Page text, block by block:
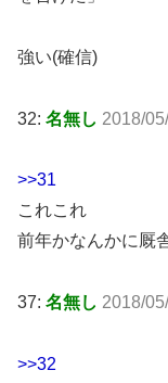
強い(確信)
32: 名無し 2018/
>>31
これこれ
前年かなんかに厩
37: 名無し 2018/
>>32